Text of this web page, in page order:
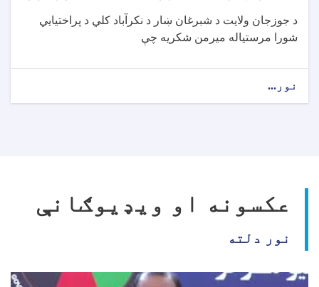
د جوزجان ولایت د شبرغان ښار د نکرآباد کلي د پراختیایي
شورا مرستیاله میرمن شکریه چې
نور...
عکسونه او ویډیوګانې
نور دلته